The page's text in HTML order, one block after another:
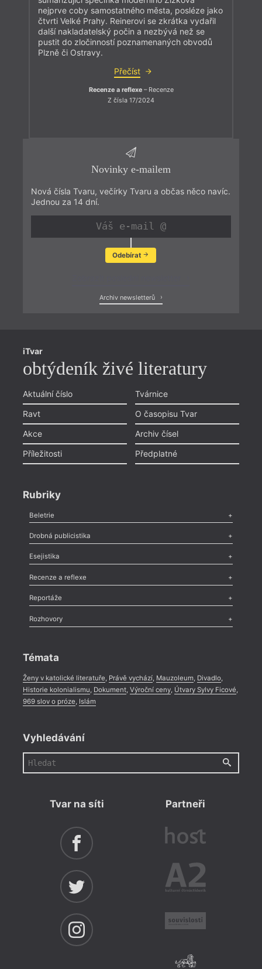
nejprve coby samostatného města, posléze jako
čtvrti Velké Prahy. Reinerovi se zkrátka vydařil
další nakladatelský počin a nezbývá než se
pustit do zločinností poznamenaných obvodů
Plzně či Ostravy.
Přečíst
Recenze a reflexe– Recenze
Z čísla 17/2024
Novinky e-mailem
Nová čísla Tvaru, večírky Tvaru a občas něco navíc.
Jednou za 14 dní.
Odebírat
Archiv newsletterů
iTvar
obtýdeník živé literatury
Aktuální číslo
Ravt
Akce
Příležitosti
Tvárnice
O časopisu Tvar
Archiv čísel
Předplatné
Rubriky
Beletrie
Poezie,Próza,Dokumenty
Drobná publicistika
Odlesk
Nekrolog,Glosa,Sloupek,Pozvánka,Literární soutěž,
Esejistika
Esej , Pádlo,Úvaha
Recenze a reflexe
Recenze
Méně slov o próze,Celá rubrika
Reportáže
Literární zítřky
Celá rubrika
Rozhovory
Témata
Ženy v katolické literatuře Právě vychází, Mauzoleum, Divadlo,
Historie kolonialismu Dokument, Výroční ceny, Útvary Sylvy Ficové
969 slov o próze Islám
Vyhledávání
Tvar na síti Partneři